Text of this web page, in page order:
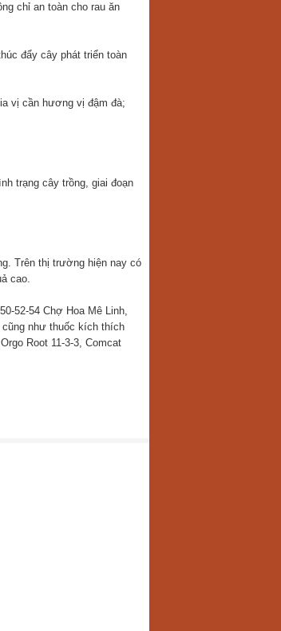
chỉ an toàn cho rau ăn
đẩy cây phát triển toàn
vị cần hương vị đậm đà;
trạng cây trồng, giai đoạn
Trên thị trường hiện nay có
cao.
52-54 Chợ Hoa Mê Linh,
cũng như thuốc kích thích
Root 11-3-3, Comcat